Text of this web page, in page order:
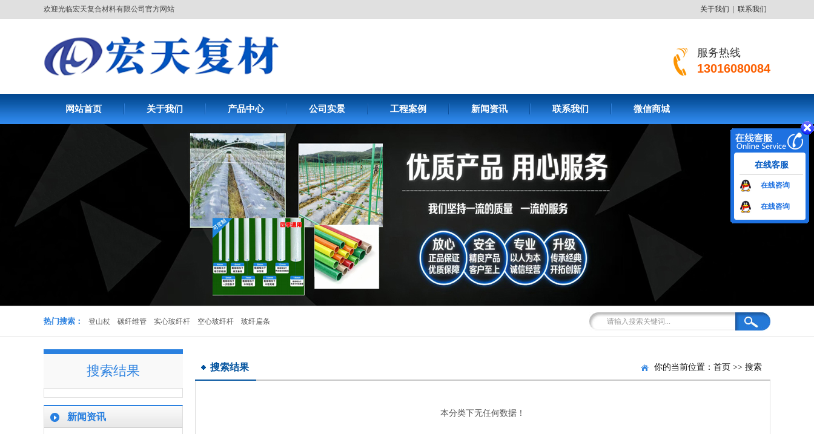
欢迎光临宏天复合材料有限公司官方网站 关于我们 联系我们
服务热线
13016080084
网站首页 关于我们 产品中心 公司实景 工程案例 新闻资讯 联系我们 微信商城
热门搜索： 登山杖 碳纤维管 实心玻纤杆 空心玻纤杆 玻纤扁条
搜索结果
新闻资讯
多色登山杖可定制
搜索结果 你的当前位置： 首页 >> 搜索
本分类下无任何数据！
在线客服
在线咨询
在线咨询